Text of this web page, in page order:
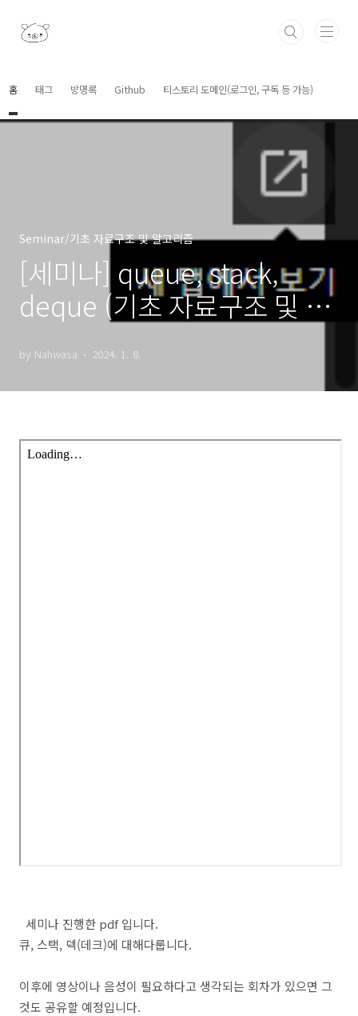
홈 태그 방명록 Github 티스토리 도메인(로그인, 구독 등 가능)
Seminar/기초 자료구조 및 알고리즘
[세미나] queue, stack,
deque (기초 자료구조 및 알
by Nahwasa 2024. 1. 8.
세미나 진행한 pdf 입니다.
큐, 스택, 덱(데크)에 대해다룹니다.
이후에 영상이나 음성이 필요하다고 생각되는 회차가 있으면 그
것도 공유할 예정입니다.